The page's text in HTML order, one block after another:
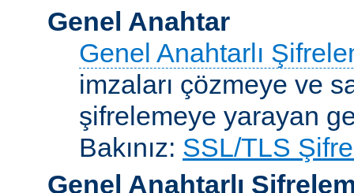
Genel Anahtar
Genel Anahtarlı
imzaları çözmeye ve
şifrelemeye yarayan
Bakınız: SSL/TLS
Genel Anahtarlı